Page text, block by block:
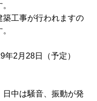
築工事が行われますの
2月28日（予定）
中は騒音、振動が発